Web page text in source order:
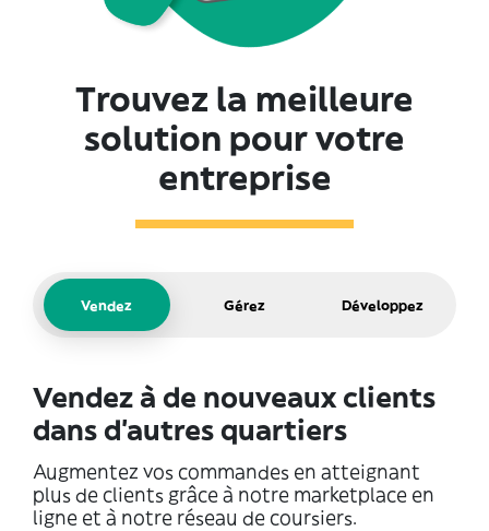
Trouvez la meilleure
solution pour votre
entreprise
Vendez Gérez Développez
Vendez à de nouveaux clients
dans d'autres quartiers
Augmentez vos commandes en atteignant
plus de clients grâce à notre marketplace en
ligne et à notre réseau de coursiers.